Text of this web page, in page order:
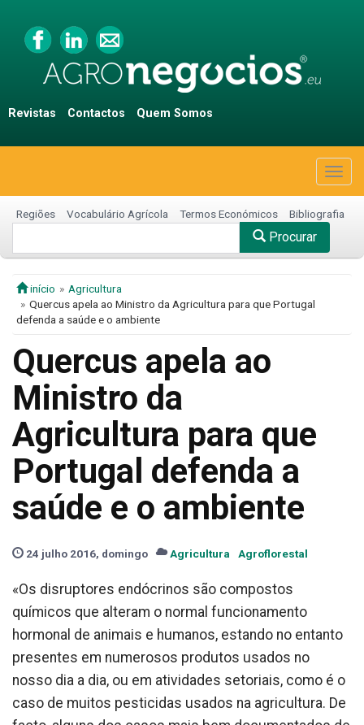
Revistas Contactos Quem Somos
Regiões Vocabulário Agrícola Termos Económicos Bibliografia
Procurar
início
Agricultura
Quercus apela ao Ministro da Agricultura para que Portugal
defenda a saúde e o ambiente
Quercus apela ao
Ministro da
Agricultura para que
Portugal defenda a
saúde e o ambiente
24 julho 2016, domingo Agricultura Agroflorestal
«Os disruptores endócrinos são compostos
químicos que alteram o normal funcionamento
hormonal de animais e humanos, estando no entanto
presentes em numerosos produtos usados no
nosso dia a dia, ou em atividades setoriais, como é o
caso de muitos pesticidas usados na agricultura. De